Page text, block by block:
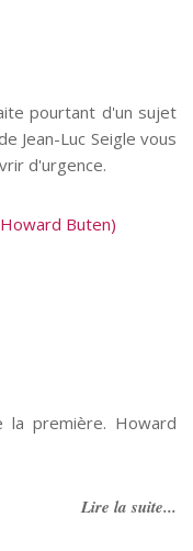
pourtant d'un sujet
Jean-Luc Seigle vous
d'urgence.
Buten)
la première. Howard
Lire la suite...